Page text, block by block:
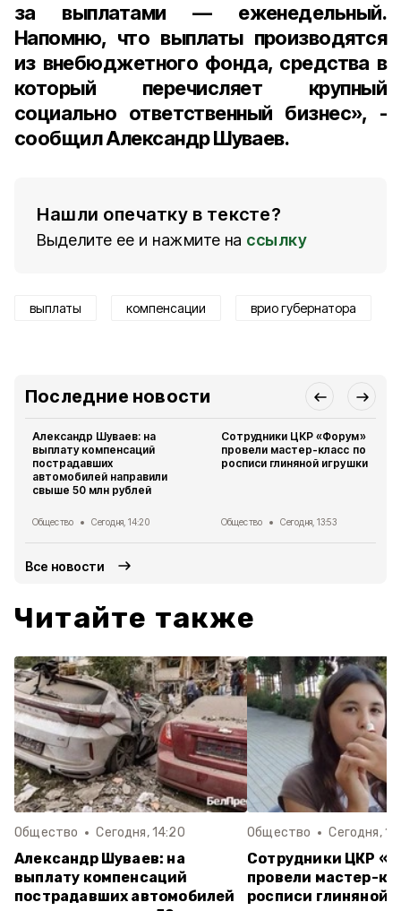
за выплатами — еженедельный.
Напомню, что выплаты производятся
из внебюджетного фонда, средства в
который перечисляет крупный
социально ответственный бизнес», -
сообщил Александр Шуваев.
Нашли опечатку в тексте?
Выделите ее и нажмите на ссылку
выплаты компенсации врио губернатора
Последние новости
Александр Шуваев: на
выплату компенсаций
пострадавших
автомобилей направили
свыше 50 млн рублей
Общество Сегодня, 14:20
Сотрудники ЦКР «Форум»
провели мастер-класс по
росписи глиняной игрушки
Общество Сегодня, 13:53
Все новости
Читайте также
Общество Сегодня, 14:20
Александр Шуваев: на
выплату компенсаций
пострадавших автомобилей
Общество Сегодня,
Сотрудники ЦКР
провели мастер-
росписи глиняной